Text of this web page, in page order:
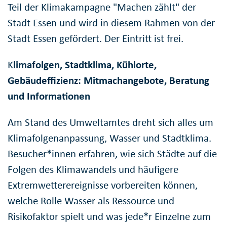
Teil der Klimakampagne "Machen zählt" der
Stadt Essen und wird in diesem Rahmen von der
Stadt Essen gefördert. Der Eintritt ist frei.
Klimafolgen, Stadtklima, Kühlorte,
Gebäudeffizienz: Mitmachangebote, Beratung
und Informationen
Am Stand des Umweltamtes dreht sich alles um
Klimafolgenanpassung, Wasser und Stadtklima.
Besucher*innen erfahren, wie sich Städte auf die
Folgen des Klimawandels und häufigere
Extremwetterereignisse vorbereiten können,
welche Rolle Wasser als Ressource und
Risikofaktor spielt und was jede*r Einzelne zum